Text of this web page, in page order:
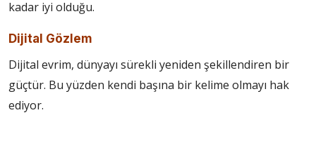
kadar iyi olduğu.
Dijital Gözlem
Dijital evrim, dünyayı sürekli yeniden şekillendiren bir
güçtür. Bu yüzden kendi başına bir kelime olmayı hak
ediyor.